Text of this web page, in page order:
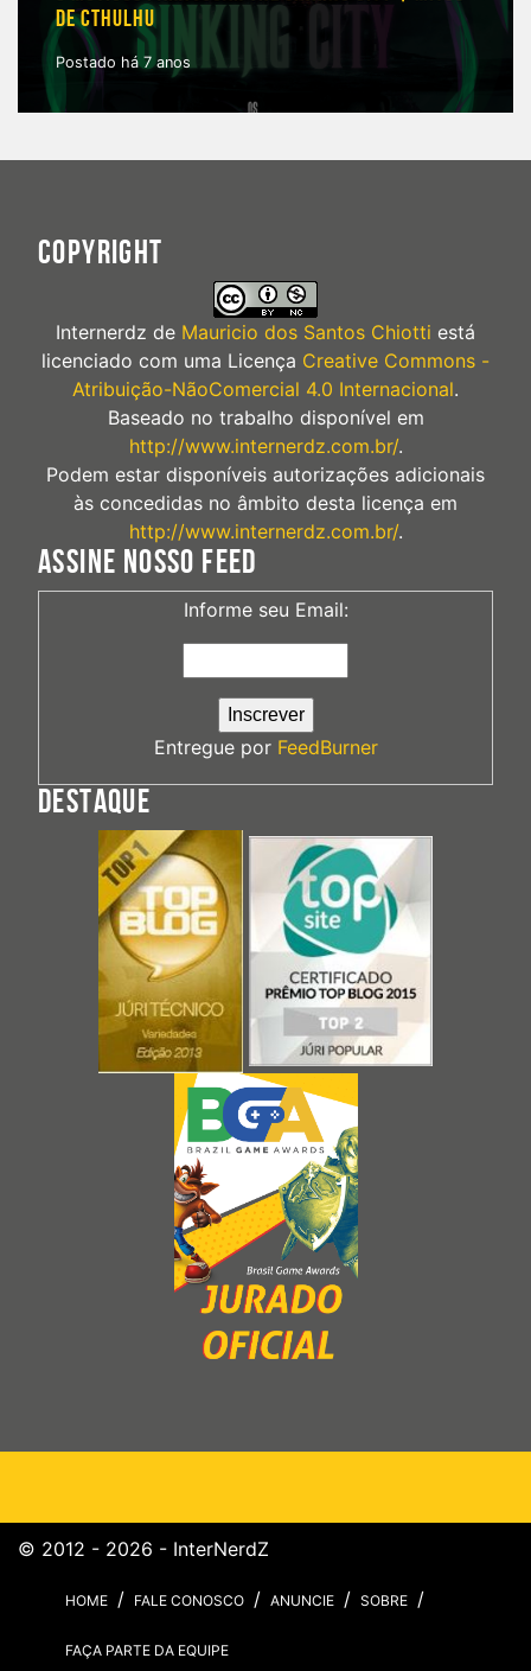
DE CTHULHU
Postado há 7 anos
COPYRIGHT
Internerdz de Mauricio dos Santos Chiotti está
licenciado com uma Licença Creative Commons -
Atribuição-NãoComercial 4.0 Internacional.
Baseado no trabalho disponível em
http://www.internerdz.com.br/.
Podem estar disponíveis autorizações adicionais
às concedidas no âmbito desta licença em
http://www.internerdz.com.br/.
ASSINE NOSSO FEED
Informe seu Email:
Entregue por FeedBurner
DESTAQUE
© 2012 - 2026 - InterNerdZ
HOME FALE CONOSCO ANUNCIE SOBRE
FAÇA PARTE DA EQUIPE